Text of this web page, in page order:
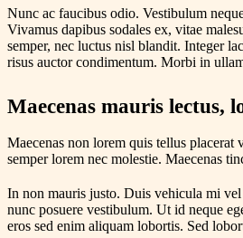
Nunc ac faucibus odio. Vestibulum
Vivamus dapibus sodales ex, vitae
semper, nec luctus nisl blandit. Integer
risus auctor condimentum. Morbi in
Maecenas mauris lectus,
Maecenas non lorem quis tellus
semper lorem nec molestie. Maecenas
In non mauris justo. Duis vehicula mi
nunc posuere vestibulum. Ut id neque
eros sed enim aliquam lobortis. Sed